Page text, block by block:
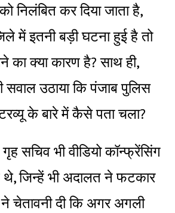
निलंबित कर दिया जाता है,
में इतनी बड़ी घटना हुई है तो
का क्या कारण है? साथ ही,
उठाया कि पंजाब पुलिस
के बारे में कैसे पता चला?
सचिव भी वीडियो कॉन्फ्रेंसिंग
जिन्हें भी अदालत ने फटकार
चेतावनी दी कि अगर अगली